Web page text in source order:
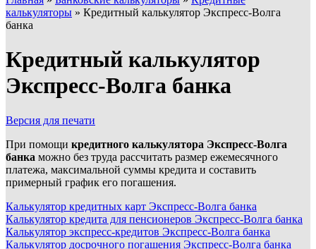
калькуляторы » Кредитный калькулятор Экспресс-Волга
банка
Кредитный калькулятор
Экспресс-Волга банка
Версия для печати
При помощи кредитного калькулятора Экспресс-Волга
банка можно без труда рассчитать размер ежемесячного
платежа, максимальной суммы кредита и составить
примерный график его погашения.
Калькулятор кредитных карт Экспресс-Волга банка
Калькулятор кредита для пенсионеров Экспресс-Волга банка
Калькулятор экспресс-кредитов Экспресс-Волга банка
Калькулятор досрочного погашения Экспресс-Волга банка